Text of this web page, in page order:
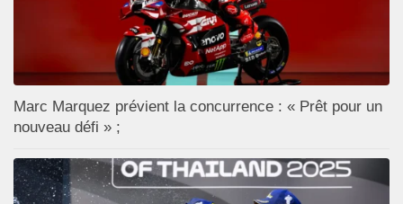
Marc Marquez prévient la concurrence : « Prêt pour un
nouveau défi » ;